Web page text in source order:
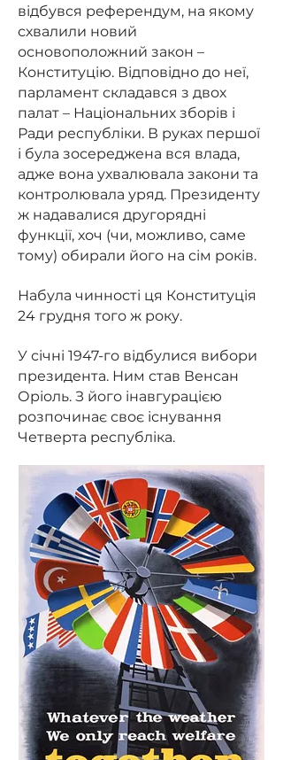
відбувся референдум, на якому
схвалили новий
основоположний закон –
Конституцію. Відповідно до неї,
парламент складався з двох
палат – Національних зборів і
Ради республіки. В руках першої
і була зосереджена вся влада,
адже вона ухвалювала закони та
контролювала уряд. Президенту
ж надавалися другорядні
функції, хоч (чи, можливо, саме
тому) обирали його на сім років.
Набула чинності ця Конституція
24 грудня того ж року.
У січні 1947-го відбулися вибори
президента. Ним став Венсан
Оріоль. З його інавгурацією
розпочинає своє існування
Четверта республіка.